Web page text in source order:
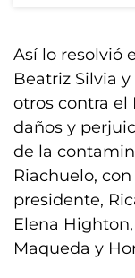
Así lo resolvió
Beatriz Silvia y
otros contra el
daños y
de la
Riachuelo,
presidente,
Elena
Maqueda y